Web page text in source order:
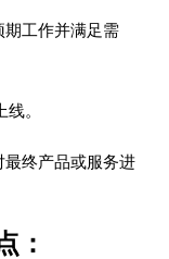
期工作并满足需
。
终产品或服务进
：